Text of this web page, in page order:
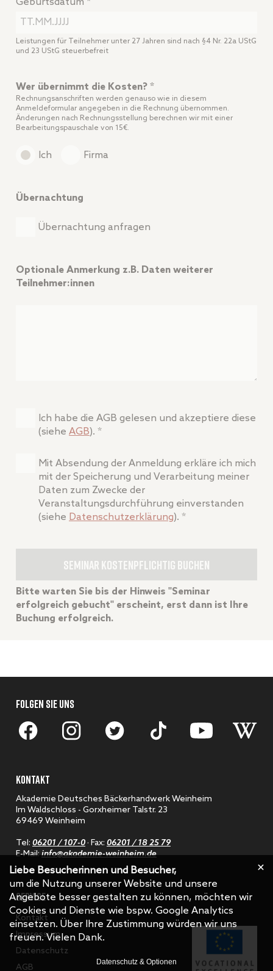
Leistungen für Teilnehmer unter 27 Jahren sind nach §4 Nr. 22a UStG
und 23 UStG steuerbefreit
Wer übernimmt die Kosten? *
Rechnungsanschriften werden genauso wie in diesem
Anmeldeformular angegeben in die Rechnung übernommen.
Änderungen nach Rechnungsstellung berechnen wir mit einer
Bearbeitungspauschale von 15€.
Ich Firma
Übernachtung
Übernachtung anfragen
Optionale Anmerkung z.B. Daten weiterer
Teilnehmer:innen
Ich habe die AGB gelesen und akzeptiere diese
(siehe AGB). *
Mit Absendung der Anmeldung erkläre ich mich
mit der Speicherung und Verarbeitung meiner
Daten zum Zwecke der
Veranstaltungsdurchführung einverstanden
(siehe Datenschutzerklärung). *
Bitte warten Sie bis der Hinweis "Seminar
erfolgreich gebucht" erscheint, erst dann ist Ihre
Buchung erfolgreich.
FOLGEN SIE UNS
KONTAKT
Akademie Deutsches Bäckerhandwerk Weinheim
Im Waldschloss - Gorxheimer Talstr. 23
69469 Weinheim
Tel: 06201 / 107-0 · Fax: 06201 / 18 25 79
E-Mail:info@akademie-weinheim.de
SERVICE
Kontakt
Impressum
Datenschutz
AGB
Liebe Besucherinnen und Besucher,
um die Nutzung unserer Website und unsere
Angebote besser gestalten zu können, möchten wir
Cookies und Dienste wie bspw. Google Analytics
einsetzen. Über Ihre Zustimmung würden wir uns
freuen. Vielen Dank.
Datenschutz & Optionen